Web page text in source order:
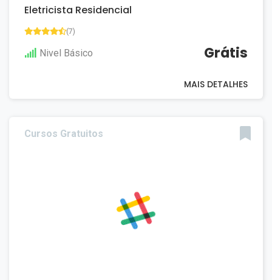
Eletricista Residencial
(7)
Nivel Básico Grátis
MAIS DETALHES
Cursos Gratuitos